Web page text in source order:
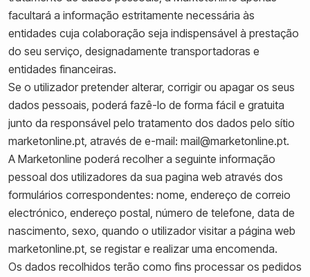
facultará a informação estritamente necessária às
entidades cuja colaboração seja indispensável à prestação
do seu serviço, designadamente transportadoras e
entidades financeiras.
Se o utilizador pretender alterar, corrigir ou apagar os seus
dados pessoais, poderá fazê-lo de forma fácil e gratuita
junto da responsável pelo tratamento dos dados pelo sítio
marketonline.pt, através de e-mail: mail@marketonline.pt.
A Marketonline poderá recolher a seguinte informação
pessoal dos utilizadores da sua pagina web através dos
formulários correspondentes: nome, endereço de correio
electrónico, endereço postal, número de telefone, data de
nascimento, sexo, quando o utilizador visitar a página web
marketonline.pt, se registar e realizar uma encomenda.
Os dados recolhidos terão como fins processar os pedidos